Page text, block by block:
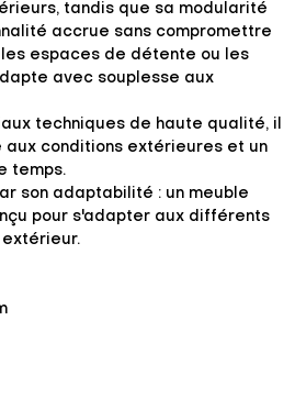
tandis que sa modularité
accrue sans compromettre
espaces de détente ou les
avec souplesse aux
techniques de haute qualité, il
conditions extérieures et un
temps.
son adaptabilité : un meuble
pour s'adapter aux différents